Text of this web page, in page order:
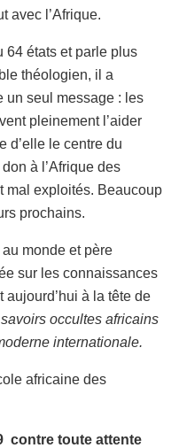
avec l’Afrique.
64 états et parle plus
théologien, il a
un seul message : les
pleinement l’aider
d’elle le centre du
à l’Afrique des
mal exploités. Beaucoup
prochains.
monde et père
sur les connaissances
à la tête de
occultes africains
internationale.
africaine des
contre toute attente